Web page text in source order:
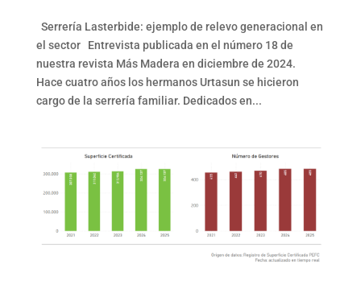
Serrería Lasterbide: ejemplo de relevo generacional en
el sector Entrevista publicada en el número 18 de
nuestra revista Más Madera en diciembre de 2024.
Hace cuatro años los hermanos Urtasun se hicieron
cargo de la serrería familiar. Dedicados en...